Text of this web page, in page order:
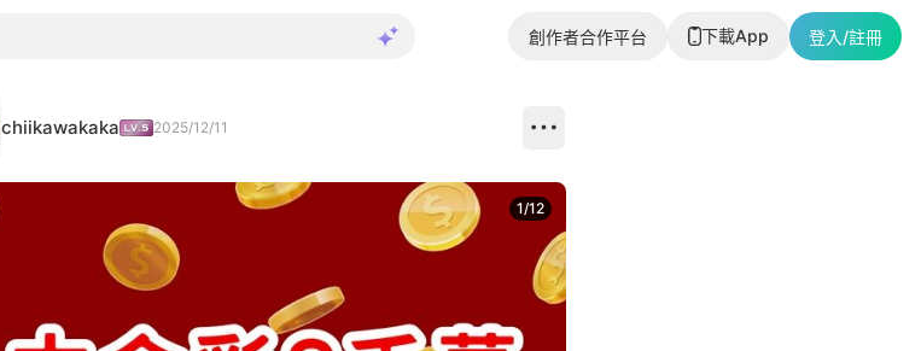
創作者合作平台 下載App 登入/註冊
chiikawakaka 2025/12/11
1/12